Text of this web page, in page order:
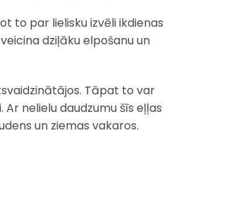
to par lielisku izvēli ikdienas
dziļāku elpošanu un
Tāpat to var
nelielu daudzumu šīs eļļas
un ziemas vakaros.